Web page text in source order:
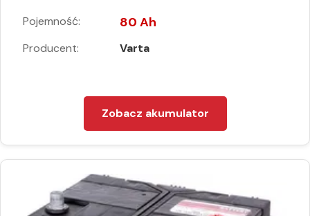
Pojemność: 80 Ah
Producent: Varta
Zobacz akumulator